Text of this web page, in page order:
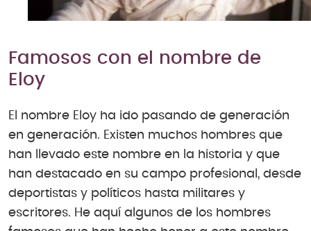
Famosos con el nombre de
Eloy
El nombre Eloy ha ido pasando de generación
en generación. Existen muchos hombres que
han llevado este nombre en la historia y que
han destacado en su campo profesional, desde
deportistas y políticos hasta militares y
escritores. He aquí algunos de los hombres